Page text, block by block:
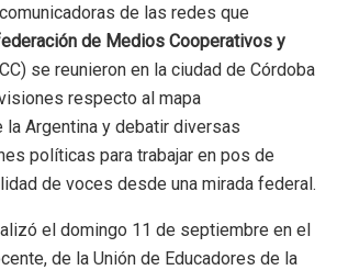
de las redes que
de Medios Cooperativos y
se reunieron en la ciudad de Córdoba
respecto al mapa
la Argentina y debatir diversas
políticas para trabajar en pos de
de voces desde una mirada federal.
el domingo 11 de septiembre en el
de la Unión de Educadores de la